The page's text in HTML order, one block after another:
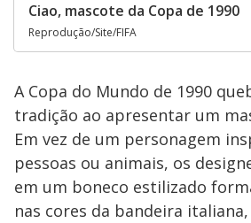
Ciao, mascote da Copa de 1990
Reprodução/Site/FIFA
A Copa do Mundo de 1990
tradição ao apresentar um
Em vez de um personagem
pessoas ou animais, os
em um boneco estilizado
nas cores da bandeira